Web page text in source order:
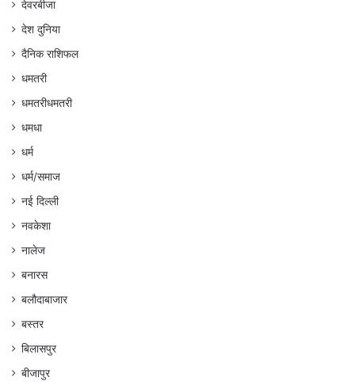
देवरबीजा
देश दुनिया
दैनिक राशिफल
धमतरी
धमतरीधमतरी
धमधा
धर्म
धर्म/समाज
नई दिल्ली
नवकेशा
नालेज
बनारस
बलौदाबाजार
बस्तर
बिलासपुर
बीजापुर